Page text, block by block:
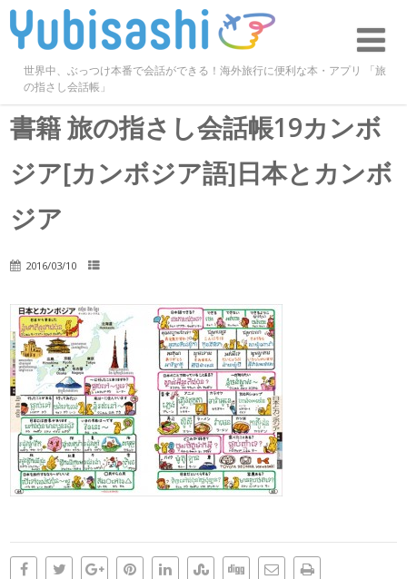
世界中、ぶっつけ本番で会話ができる！海外旅行に便利な本・アプリ 「旅
の指さし会話帳」
書籍 旅の指さし会話帳19カンボ
ジア[カンボジア語]日本とカンボ
ジア
2016/03/10